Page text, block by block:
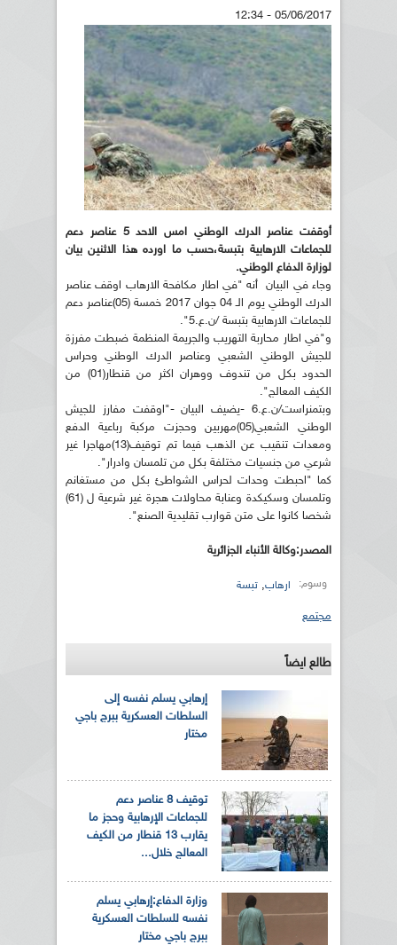
05/06/2017 - 12:34
أوقفت عناصر الدرك الوطني امس الاحد 5 عناصر دعم
للجماعات الارهابية بتبسة،حسب ما اورده هذا الاثنين بيان
لوزارة الدفاع الوطني.
وجاء في البيان أنه "في اطار مكافحة الارهاب اوقف عناصر
الدرك الوطني يوم الـ 04 جوان 2017 خمسة (05)عناصر دعم
للجماعات الارهابية بتبسة /ن.ع.5".
و"في اطار محاربة التهريب والجريمة المنظمة ضبطت مفرزة
للجيش الوطني الشعبي وعناصر الدرك الوطني وحراس
الحدود بكل من تندوف ووهران اكثر من قنطار(01) من
الكيف المعالج".
وبتمنراست/ن.ع.6 -يضيف البيان -"اوقفت مفارز للجيش
الوطني الشعبي(05)مهربين وحجزت مركبة رباعية الدفع
ومعدات تنقيب عن الذهب فيما تم توقيف(13)مهاجرا غير
شرعي من جنسيات مختلفة بكل من تلمسان وادرار".
كما "احبطت وحدات لحراس الشواطئ بكل من مستغانم
وتلمسان وسكيكدة وعنابة محاولات هجرة غير شرعية ل (61)
شخصا كانوا على متن قوارب تقليدية الصنع".
المصدر:وكالة الأنباء الجزائرية
وسوم: ارهاب, تبسة
مجتمع
طالع ايضاً
إرهابي يسلم نفسه إلى
السلطات العسكرية ببرج باجي
مختار
توقيف 8 عناصر دعم
للجماعات الإرهابية وحجز ما
يقارب 13 قنطار من الكيف
المعالج خلال...
وزارة الدفاع:إرهابي يسلم
نفسه للسلطات العسكرية
ببرج باجي مختار